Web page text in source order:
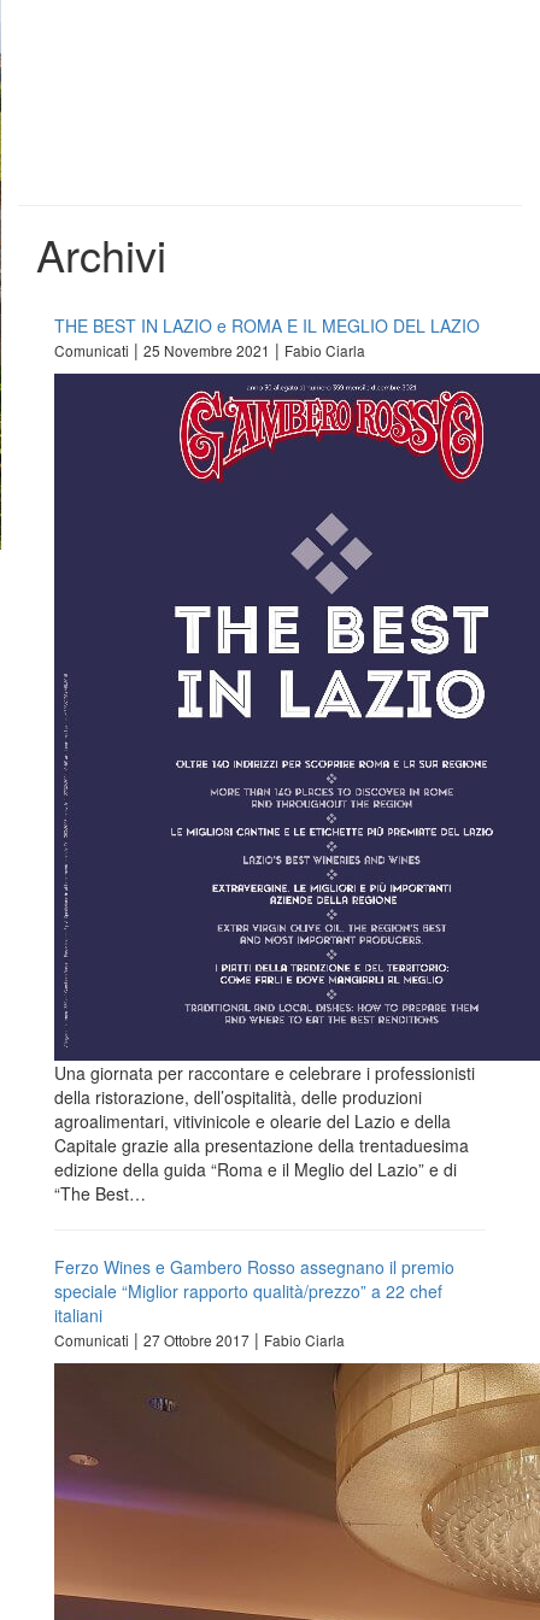
Archivi
THE BEST IN LAZIO e ROMA E IL MEGLIO DEL LAZIO
Comunicati | 25 Novembre 2021 | Fabio Ciarla
Una giornata per raccontare e celebrare i professionisti
della ristorazione, dell’ospitalità, delle produzioni
agroalimentari, vitivinicole e olearie del Lazio e della
Capitale grazie alla presentazione della trentaduesima
edizione della guida “Roma e il Meglio del Lazio” e di
“The Best…
Ferzo Wines e Gambero Rosso assegnano il premio
speciale “Miglior rapporto qualità/prezzo” a 22 chef
italiani
Comunicati | 27 Ottobre 2017 | Fabio Ciarla